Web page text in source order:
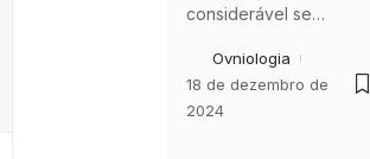
considerável se…
Ovniologia
18 de dezembro de
2024